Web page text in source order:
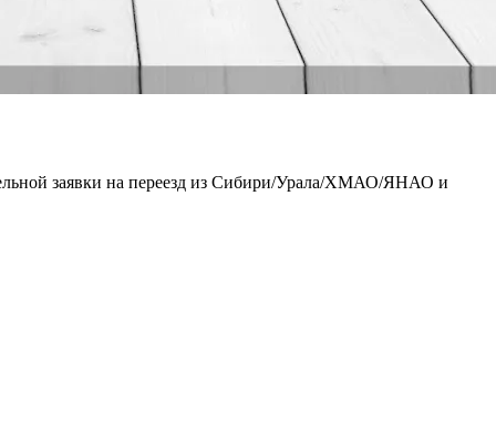
заявки на переезд из Сибири/Урала/ХМАО/ЯНАО и